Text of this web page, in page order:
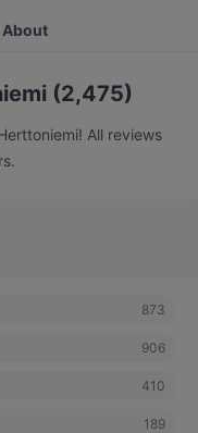
About
(2,475)
All reviews
873
906
410
189